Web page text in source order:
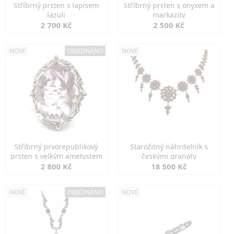
Stříbrný prsten s lapisem
lazuli
2 700 Kč
Stříbrný prsten s onyxem a
markazity
2 500 Kč
NOVÉ OBJEDNÁNO
Stříbrný prvorepublikový
prsten s velkým ametystem
2 800 Kč
NOVÉ
Starožitný náhrdelník s
českými granáty
18 500 Kč
NOVÉ OBJEDNÁNO NOVÉ